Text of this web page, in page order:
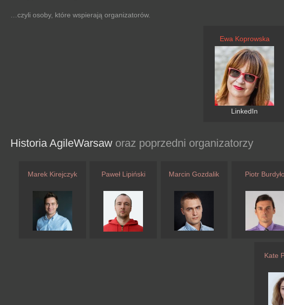
…czyli osoby, które wspierają organizatorów.
Ewa Koprowska
LinkedIn
Historia AgileWarsaw oraz poprzedni organizatorzy
Marek Kirejczyk Paweł Lipiński Marcin Gozdalik Piotr
Kate